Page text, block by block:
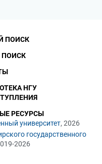
университет, 2026
государственного
2026
ПОИСК
ПОИСК
НГУ
РЕСУРСЫ